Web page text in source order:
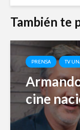
También te
PRENSA TV
cine